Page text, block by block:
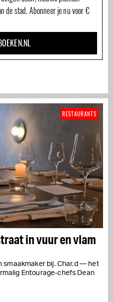
de stad. Abonneer je nu voor €
in vuur en vlam
smaakmaker bij. Char.d — het
Entourage-chefs Dean
RESTAURANTS